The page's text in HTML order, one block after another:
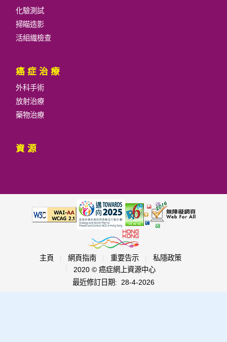
置，例如腳掌、手掌、指甲床或黏膜薄膜等。初起
時皮膚上會冒出一個新斑點，或是身體上原有的斑
點或痣產生變化，例如面積擴大、形狀改變或顏色
轉變，過程由數星期至數個月。黑色素瘤的形狀一
出現這些情況，便應立即求診和檢查。
化驗測試
掃瞄造影
活組織檢查
癌症治療
外科手術
放射治療
藥物治療
資源
主頁 網頁指南 重要告示
私隱政策
2020 © 癌症網上資源中心
最近修訂日期: 28-4-2026